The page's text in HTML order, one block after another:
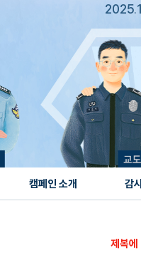
캠페인 소개 감
제복에